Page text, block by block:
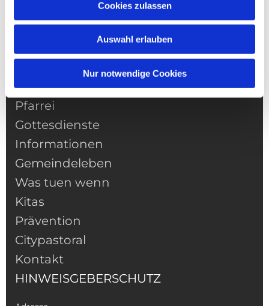
Cookies zulassen
Auswahl erlauben
Nur notwendige Cookies
NAVIGATION
Pfarrei
Gottesdienste
Informationen
Gemeindeleben
Was tuen wenn
Kitas
Prävention
Citypastoral
Kontakt
HINWEISGEBERSCHUTZ